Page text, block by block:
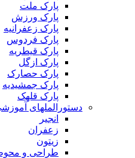
پارک ملت
پارک ورزش
پارک زعفرانیه
پارک فردوس
پارک قیطریه
پارک ازگل
پارک حصارک
پارک جمشیدیه
پارک قلهک
دستورالملهای
انجیر
زعفران
زیتون
طراحی و